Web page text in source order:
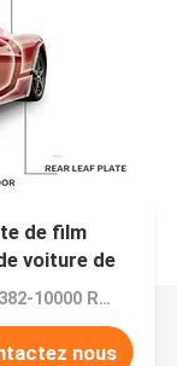
de film
voiture de
Prix：USD 382-10000 ROLL
nous